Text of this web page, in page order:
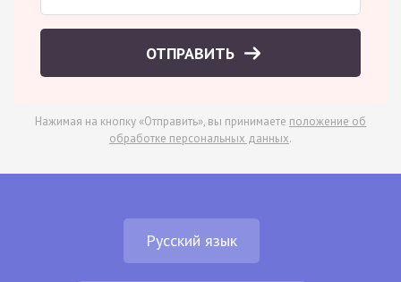
ОТПРАВИТЬ
Нажимая на кнопку «Отправить», вы принимаете положение об
обработке персональных данных.
Русский язык